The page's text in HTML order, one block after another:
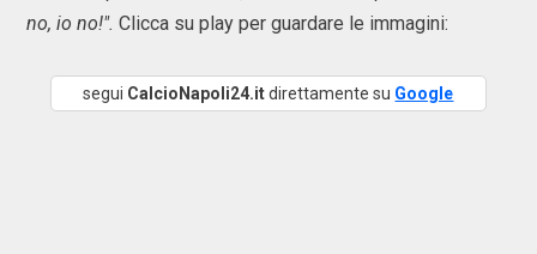
no, io no!". Clicca su play per guardare le immagini:
segui CalcioNapoli24.itdirettamente su Google